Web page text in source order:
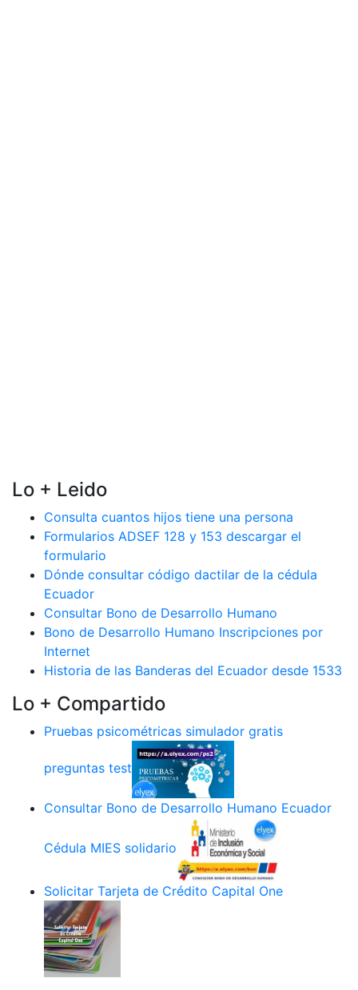
Lo + Leido
Consulta cuantos hijos tiene una persona
Formularios ADSEF 128 y 153 descargar el
formulario
Dónde consultar código dactilar de la cédula
Ecuador
Consultar Bono de Desarrollo Humano
Bono de Desarrollo Humano Inscripciones por
Internet
Historia de las Banderas del Ecuador desde 1533
Lo + Compartido
Pruebas psicométricas simulador gratis
preguntas test
Consultar Bono de Desarrollo Humano Ecuador
Cédula MIES solidario
Solicitar Tarjeta de Crédito Capital One